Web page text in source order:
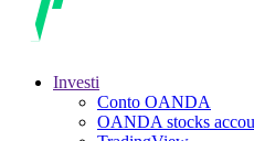
Investi
Conto OANDA
OANDA stocks